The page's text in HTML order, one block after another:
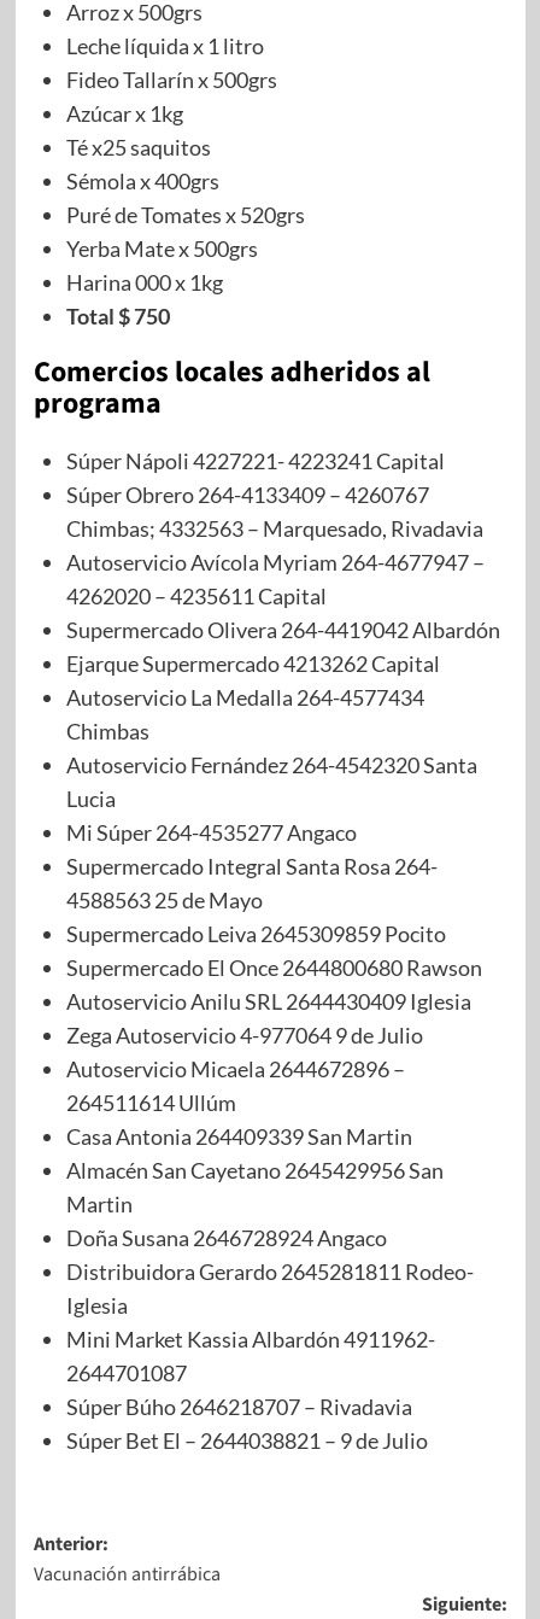
Arroz x 500grs
Leche líquida x 1 litro
Fideo Tallarín x 500grs
Azúcar x 1kg
Té x25 saquitos
Sémola x 400grs
Puré de Tomates x 520grs
Yerba Mate x 500grs
Harina 000 x 1kg
Total $ 750
Comercios locales adheridos al
programa
Súper Nápoli 4227221- 4223241 Capital
Súper Obrero 264-4133409 – 4260767
Chimbas; 4332563 – Marquesado, Rivadavia
Autoservicio Avícola Myriam 264-4677947 –
4262020 – 4235611 Capital
Supermercado Olivera 264-4419042 Albardón
Ejarque Supermercado 4213262 Capital
Autoservicio La Medalla 264-4577434
Chimbas
Autoservicio Fernández 264-4542320 Santa
Lucia
Mi Súper 264-4535277 Angaco
Supermercado Integral Santa Rosa 264-
4588563 25 de Mayo
Supermercado Leiva 2645309859 Pocito
Supermercado El Once 2644800680 Rawson
Autoservicio Anilu SRL 2644430409 Iglesia
Zega Autoservicio 4-977064 9 de Julio
Autoservicio Micaela 2644672896 –
264511614 Ullúm
Casa Antonia 264409339 San Martin
Almacén San Cayetano 2645429956 San
Martin
Doña Susana 2646728924 Angaco
Distribuidora Gerardo 2645281811 Rodeo-
Iglesia
Mini Market Kassia Albardón 4911962-
2644701087
Súper Búho 2646218707 – Rivadavia
Súper Bet El – 2644038821 – 9 de Julio
Anterior:
Vacunación antirrábica
Siguiente: